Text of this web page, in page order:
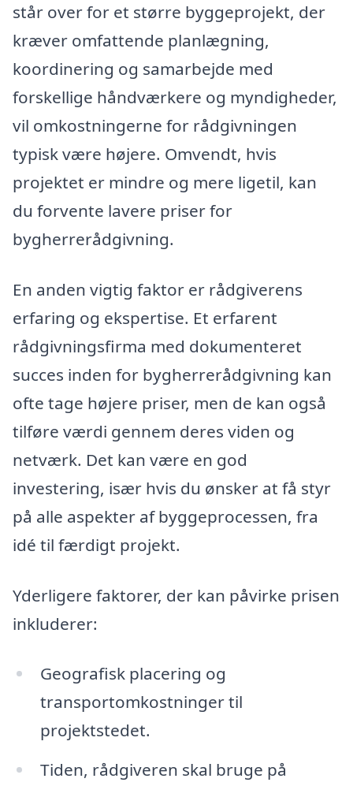
står over for et større byggeprojekt, der
kræver omfattende planlægning,
koordinering og samarbejde med
forskellige håndværkere og myndigheder,
vil omkostningerne for rådgivningen
typisk være højere. Omvendt, hvis
projektet er mindre og mere ligetil, kan
du forvente lavere priser for
bygherrerådgivning.
En anden vigtig faktor er rådgiverens
erfaring og ekspertise. Et erfarent
rådgivningsfirma med dokumenteret
succes inden for bygherrerådgivning kan
ofte tage højere priser, men de kan også
tilføre værdi gennem deres viden og
netværk. Det kan være en god
investering, især hvis du ønsker at få styr
på alle aspekter af byggeprocessen, fra
idé til færdigt projekt.
Yderligere faktorer, der kan påvirke prisen
inkluderer:
Geografisk placering og
transportomkostninger til
projektstedet.
Tiden, rådgiveren skal bruge på